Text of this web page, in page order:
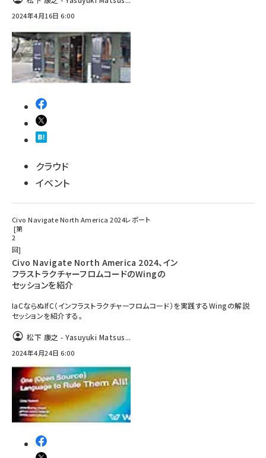
ai crunch (1348)
2024年4月16日 6:00
クラウド
イベント
Civo Navigate North America 2024レポート
第
2
回
Civo Navigate North America 2024、イン
フラストラクチャーフロムコードのWingの
セッションを紹介
IaCならぬIfC（インフラストラクチャーフロムコード）を実践するWingの解説
セッションを紹介する。
松下 康之 - Yasuyuki Matsus...
2024年4月24日 6:00